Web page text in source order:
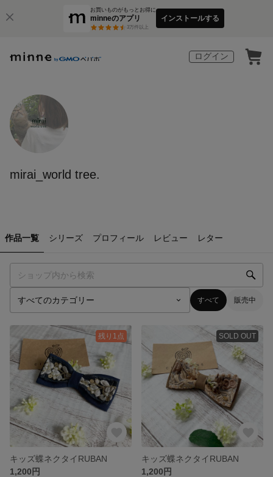
お買いものがもっとお得に
minneのアプリ
3万件以上
インストールする
ログイン
mirai_world tree.
作品一覧 シリーズ プロフィール レビュー レター
すべて 販売中
残り1点
キッズ蝶ネクタイRUBAN
1,200円
SOLD OUT
キッズ蝶ネクタイRUBAN
1,200円